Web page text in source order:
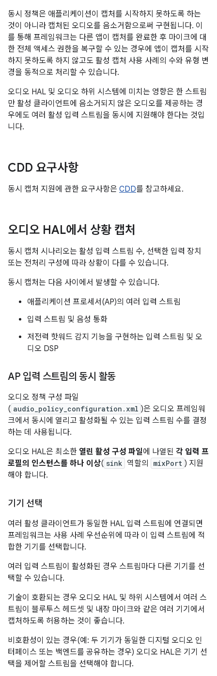
동시 정책은 애플리케이션이 캡처를 시작하지 못하도록 하는
것이 아니라 캡처된 오디오를 음소거함으로써 구현됩니다. 이
를 통해 프레임워크는 다른 앱이 캡처를 완료한 후 마이크에 대
한 전체 액세스 권한을 복구할 수 있는 경우에 앱이 캡처를 시작
하지 못하도록 하지 않고도 활성 캡처 사용 사례의 수와 유형 변
경을 동적으로 처리할 수 있습니다.
오디오 HAL 및 오디오 하위 시스템에 미치는 영향은 한 스트림
만 활성 클라이언트에 음소거되지 않은 오디오를 제공하는 경
우에도 여러 활성 입력 스트림을 동시에 지원해야 한다는 것입
니다.
CDD 요구사항
동시 캡처 지원에 관한 요구사항은 CDD를 참고하세요.
오디오 HAL에서 상황 캡처
동시 캡처 시나리오는 활성 입력 스트림 수, 선택한 입력 장치
또는 전처리 구성에 따라 상황이 다를 수 있습니다.
동시 캡처는 다음 사이에서 발생할 수 있습니다.
애플리케이션 프로세서(AP)의 여러 입력 스트림
입력 스트림 및 음성 통화
저전력 핫워드 감지 기능을 구현하는 입력 스트림 및 오
디오 DSP
AP 입력 스트림의 동시 활동
오디오 정책 구성 파일
( audio_policy_configuration.xml )은 오디오 프레임워
크에서 동시에 열리고 활성화될 수 있는 입력 스트림 수를 결정
하는 데 사용됩니다.
오디오 HAL은 최소한 열린 활성 구성 파일에 나열된 각 입력 프
로필의 인스턴스를 하나 이상( sink 역할의 mixPort ) 지원
해야 합니다.
기기 선택
여러 활성 클라이언트가 동일한 HAL 입력 스트림에 연결되면
프레임워크는 사용 사례 우선순위에 따라 이 입력 스트림에 적
합한 기기를 선택합니다.
여러 입력 스트림이 활성화된 경우 스트림마다 다른 기기를 선
택할 수 있습니다.
기술이 호환되는 경우 오디오 HAL 및 하위 시스템에서 여러 스
트림이 블루투스 헤드셋 및 내장 마이크와 같은 여러 기기에서
캡처하도록 허용하는 것이 좋습니다.
비호환성이 있는 경우(예: 두 기기가 동일한 디지털 오디오 인
터페이스 또는 백엔드를 공유하는 경우) 오디오 HAL은 기기 선
택을 제어할 스트림을 선택해야 합니다.